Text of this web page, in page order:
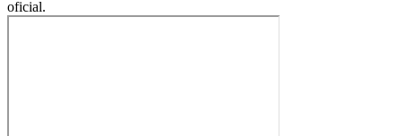
oficial.